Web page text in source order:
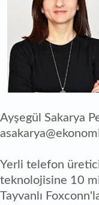
Ayşegül Sakarya
Yerli telefon
teknolojisine 10
Tayvanlı